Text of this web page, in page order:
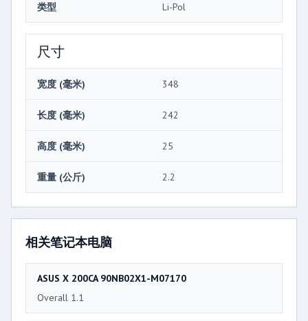
类型 Li-Pol
尺寸
宽度 (毫米) 348
长度 (毫米) 242
高度 (毫米) 25
重量 (公斤) 2.2
相关笔记本电脑
ASUS X 200CA 90NB02X1-M07170
Overall 1.1